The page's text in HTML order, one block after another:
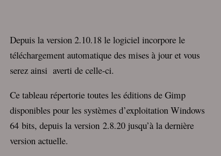
Depuis la version 2.10.18 le logiciel incorpore le
téléchargement automatique des mises à jour et vous
serez ainsi averti de celle-ci.
Ce tableau répertorie toutes les éditions de Gimp
disponibles pour les systèmes d’exploitation Windows
64 bits, depuis la version 2.8.20 jusqu’à la dernière
version actuelle.